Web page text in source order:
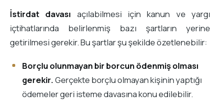
İstirdat davası açılabilmesi için kanun ve yargı
içtihatlarında belirlenmiş bazı şartların yerine
getirilmesi gerekir. Bu şartlar şu şekilde özetlenebilir:
Borçlu olunmayan bir borcun ödenmiş olması
gerekir.Gerçekte borçlu olmayan kişinin yaptığı
ödemeler geri isteme davasına konu edilebilir.